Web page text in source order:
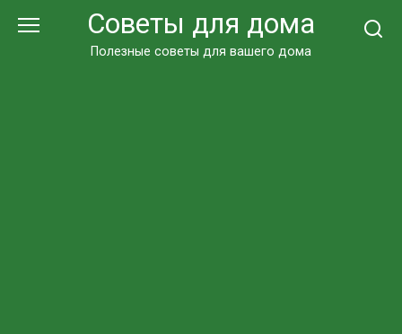
Советы для дома
Полезные советы для вашего дома